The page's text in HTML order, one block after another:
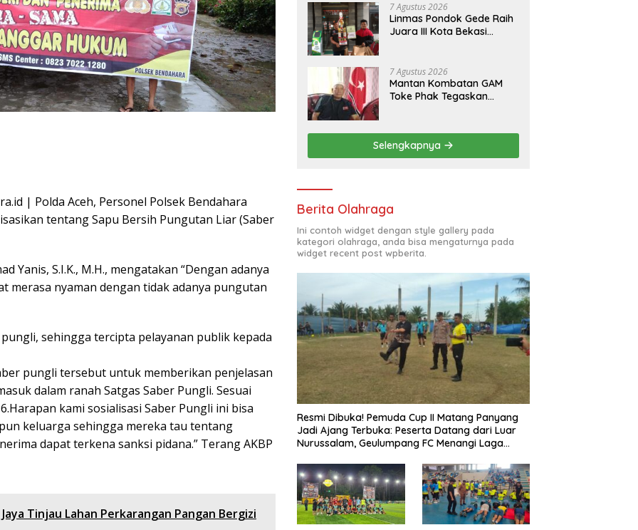
| Polda Aceh, Personel Polsek Bendahara
tentang Sapu Bersih Pungutan Liar (Saber
Yanis, S.I.K., M.H., mengatakan “Dengan adanya
merasa nyaman dengan tidak adanya pungutan
sehingga tercipta pelayanan publik kepada
pungli tersebut untuk memberikan penjelasan
dalam ranah Satgas Saber Pungli. Sesuai
kami sosialisasi Saber Pungli ini bisa
keluarga sehingga mereka tau tentang
dapat terkena sanksi pidana.” Terang AKBP
Tinjau Lahan Perkarangan Pangan Bergizi
7 Agustus 2026
Linmas Pondok Gede Raih
Juara III Kota Bekasi
7 Agustus 2026
Mantan Kombatan GAM
Toke Phak Tegaskan
Hukum
Selengkapnya
Berita Olahraga
Ini contoh widget dengan style gallery pada
kategori olahraga, anda bisa mengaturnya pada
widget recent post wpberita.
Resmi Dibuka! Pemuda Cup II Matang Panyang
Jadi Ajang Terbuka: Peserta Datang dari Luar
Nurussalam, Geulumpang FC Menangi Laga